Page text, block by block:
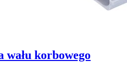
wału korbowego